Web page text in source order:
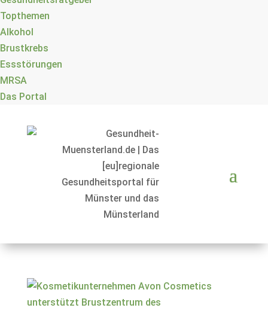
Topthemen
Alkohol
Brustkrebs
Essstörungen
MRSA
Das Portal